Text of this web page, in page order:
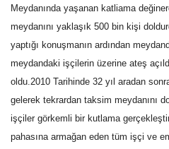
İletişim
Sağlık
Kültür Sanat
Meydanında yaşanan katliama
meydanını yaklaşık 500 bin kişi
yaptığı konuşmanın ardından
meydandaki işçilerin üzerine ateş
oldu.2010 Tarihinde 32 yıl aradan
gelerek tekrardan taksim meydanını
işçiler görkemli bir kutlama
pahasına armağan eden tüm işçi ve